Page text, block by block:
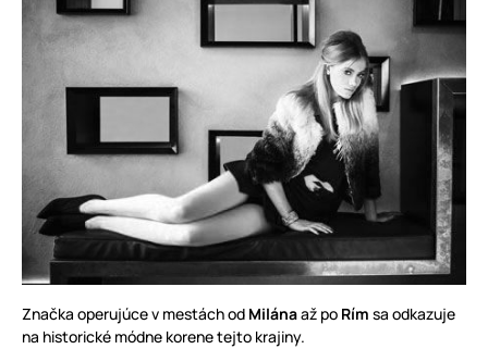
Značka operujúce v mestách od Milánaaž po Rím sa odkazuje
na historické módne korene tejto krajiny.